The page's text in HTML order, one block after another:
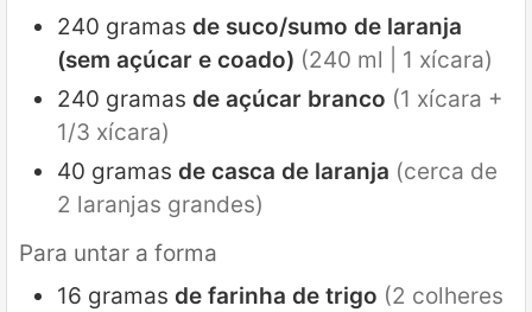
240 gramas de suco/sumo de laranja
(sem açúcar e coado) (240 ml | 1 xícara)
240 gramas de açúcar branco (1 xícara +
1/3 xícara)
40 gramas de casca de laranja (cerca de
2 laranjas grandes)
Para untar a forma
16 gramas de farinha de trigo (2 colheres